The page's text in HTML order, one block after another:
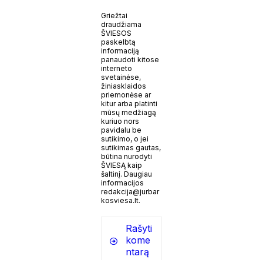
Griežtai
draudžiama
ŠVIESOS
paskelbtą
informaciją
panaudoti kitose
interneto
svetainėse,
žiniasklaidos
priemonėse ar
kitur arba platinti
mūsų medžiagą
kuriuo nors
pavidalu be
sutikimo, o jei
sutikimas gautas,
būtina nurodyti
ŠVIESĄ kaip
šaltinį. Daugiau
informacijos
redakcija@jurbar
kosviesa.lt.
Rašyti
kome
ntarą